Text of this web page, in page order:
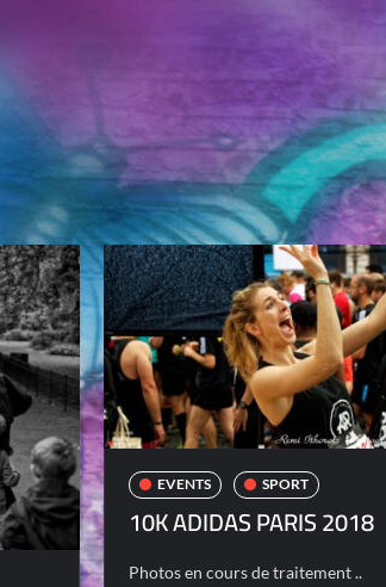
EVENTS SPORT
10K ADIDAS PARIS 2018
Photos en cours de traitement ..